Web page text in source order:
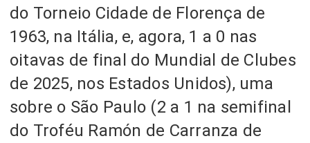
do Torneio Cidade de Florença de
1963, na Itália, e, agora, 1 a 0 nas
oitavas de final do Mundial de Clubes
de 2025, nos Estados Unidos), uma
sobre o São Paulo (2 a 1 na semifinal
do Troféu Ramón de Carranza de